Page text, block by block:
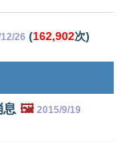
26 (162,902次)
息 🖼️ 2015/9/19